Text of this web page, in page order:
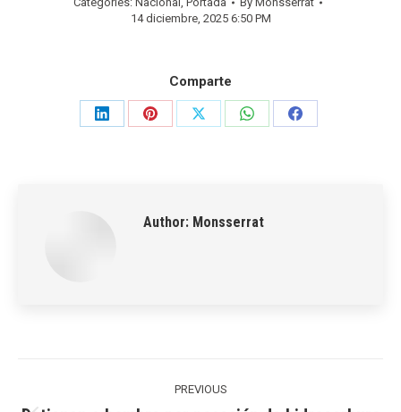
14 diciembre, 2025 6:50 PM
Comparte
Share
Share
Share
Share
Share
Author: Monsserrat
PREVIOUS